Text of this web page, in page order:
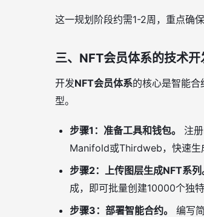
这一规划阶段约需1-2周，重点确
三、NFT会员体系的技术
开发NFT会员体系的核心是智能
型。
步骤1：准备工具和钱包。
注
Manifold或Thirdweb，快速
步骤2：上传图层生成NFT系列
成，即可批量创建10000个独
步骤3：部署智能合约。
编写